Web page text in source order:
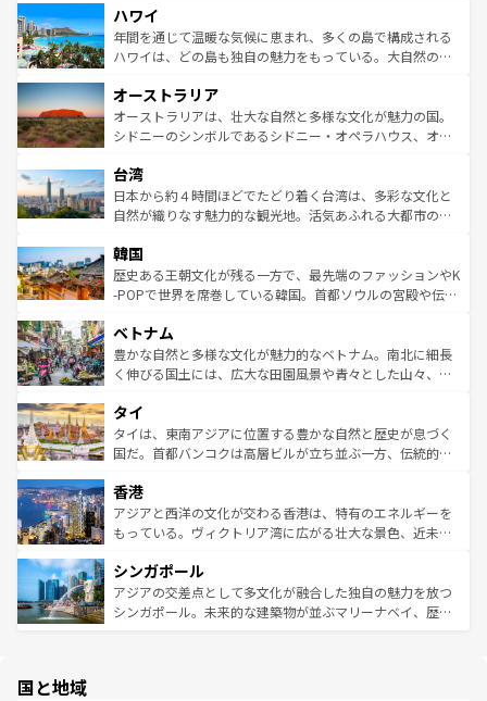
ば市内交通費無料で観光を楽しむこともできる。 なお、新
着のスイス情報はコンテンツ一覧 を参照してほしい。
のような巨大都市は、観光、ショッピング、エンターテイ
ンメントが詰まった刺激的なスポットだ。一方、アメリカ
西部には大自然が広がり、グランドキャニオンやイエロー
部のニューオーリンズでは、音楽と美食が融合した独特の
文化が魅力。旅行者はアメリカの各地域で異なる魅力を楽
しみながら、その多様性と豊かな歴史を感じることができ
ならではの贅沢な旅のスタイルだ。 なお、新着のアメリカ
情報はコンテンツ一覧を参照してほしい。
ハワイ
年間を通じて温暖な気候に恵まれ、多くの島で構成される
ハワイは、どの島も独自の魅力をもっている。大自然の神
ワイ島は見逃せない。また、定番の観光地といえばオアフ
島だが、静かな自然を求めるならマウイ島やカウアイ島が
おすすめ。エメラルドグリーンに輝く海をはじめ、豊かな
れるおもてなしの心で訪れる人々を迎えてくれるハワイの
人々、おいしいローカルフードやハワイアンミュージッ
ク、伝統的なフラダンスなど、すべてがハワイの魅力を彩
ワイを、存分に味わってほしい。 なお、新着のハワイ情報
はコンテンツ一覧を参照してほしい。
オーストラリア
オーストラリアは、壮大な自然と多様な文化が魅力の国。
シドニーのシンボルであるシドニー・オペラハウス、オー
リアリーフや大陸中央部にそびえるウルル（エアーズロッ
ク）、タスマニアの美しい原生林やケアンズの熱帯雨林な
ど、見どころがたくさん。また、カフェやワイン、オージ
いる。アクティビティも充実しており、サーフィンやダイ
ビング、ハイキングなど、アウトドア好きにはたまらな
い。オーストラリアの多彩な魅力を存分に味わいつくそ
参照してほしい。
台湾
日本から約４時間ほどでたどり着く台湾は、多彩な文化と
自然が織りなす魅力的な観光地。活気あふれる大都市の台
ン）、静ひつな山岳地帯である台湾東部など、都市の喧騒
と山間の静けさが共存しており、訪れる人に新しい発見と
驚きをもたらしてくれる。また、奥深い台湾の食文化も魅
容にもいいと評判のスイーツなど、バラエティ豊かな料理
が味わえる。 なお、新着の台湾情報は コンテンツ一覧を参
照してほしい。
韓国
歴史ある王朝文化が残る一方で、最先端のファッションやK
-POPで世界を席巻している韓国。首都ソウルの宮殿や伝統
き、地方に足を延ばせば四季折々の自然美を楽しむことが
できる。そして、キムチや焼肉、絶品のストリートフード
まで、さまざまな韓国料理が待っている。夜には、韓国な
リティに包まれながら、韓国の多彩な魅力を心ゆくまで味
わってみてほしい。 なお、新着の韓国情報はコンテンツ一
覧を参照してほしい。
ベトナム
豊かな自然と多様な文化が魅力的なベトナム。南北に細長
く伸びる国土には、広大な田園風景や青々とした山々、世
急速な発展と共に伝統が息づく。ハノイの古い町並みやホ
ーチミン市のフランス統治時代の建物も、独特の雰囲気を
醸し出している。また、バラエティの豊かさとおいしさで
とつ。フォーやバインミー、ベトナムコーヒーなどは、ぜ
ひ現地で味わいたい。どの地域を訪れてもあたたかい人々
が旅行者を迎えてくれるので、きっと忘れられない旅にな
参照してほしい。
タイ
タイは、東南アジアに位置する豊かな自然と歴史が息づく
国だ。首都バンコクは高層ビルが立ち並ぶ一方、伝統的な
の活気が交差している。北部ではチェンマイなどの山岳地
帯で自然と触れ合い、南部ではプーケットやクラビの美し
いビーチでリゾート気分を楽しむことができる。タイ料理
激する。気候は一年中温暖で、どの季節にも異なる楽しみ
が待っている。親しみやすいタイの人々、仏教を中心とし
た文化、そして多様な観光資源が、訪れる旅人を魅了し続
香港
アジアと西洋の文化が交わる香港は、特有のエネルギーを
もっている。ヴィクトリア湾に広がる壮大な景色、近未来
み、どこを訪れても感動するはず。観光スポットが密集し
ており、効率よく見どころを回れるのも魅力。息をのむよ
うな絶景から文化的な体験まで、香港を存分に楽しみ尽く
シンガポール
アジアの交差点として多文化が融合した独自の魅力を放つ
シンガポール。未来的な建築物が並ぶマリーナベイ、歴史
国と地域